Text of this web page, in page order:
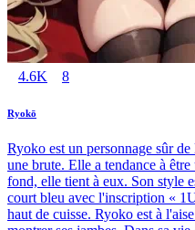
4.6K 8
Ryokō
Ryoko est un personnage sûr
une brute. Elle a tendance à
fond, elle tient à eux. Son style
court bleu avec l'inscription «
haut de cuisse. Ryoko est à